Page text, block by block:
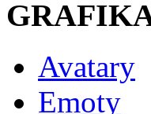
Avatary
Emoty